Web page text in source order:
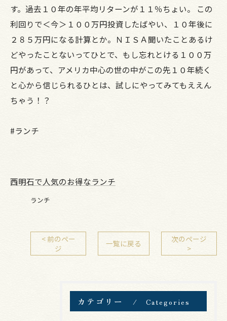
す。過去１０年の年平均リターンが１１％ちょい。 この
利回りで＜今＞１００万円投資したばやい、１０年後に
２８５万円になる計算とか。ＮＩＳＡ聞いたことあるけ
どやったことないってひとで、もし忘れとける１００万
円があって、アメリカ中心の世の中がこの先１０年続く
と心から信じられるひとは、試しにやってみてもええん
ちゃう！？
#ランチ
西明石で人気のお得なランチ
ランチ
< 前のペー
ジ
一覧に戻る
次のページ
>
カテゴリー Categories